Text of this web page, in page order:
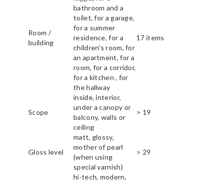
Room /
building
bathroom and a
toilet, for a garage,
for a summer
residence, for a
children's room, for
an apartment, for a
room, for a corridor,
for a kitchen , for
the hallway
17 items
Scope
inside, interior,
under a canopy or
balcony, walls or
ceiling
> 19
Gloss level
matt, glossy,
mother of pearl
(when using
special varnish)
> 29
hi-tech, modern,